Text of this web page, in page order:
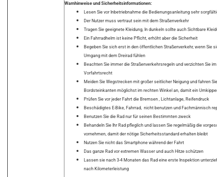
Warnhinweise und Sicherheitsinformationen:
Lesen Sie vor Inbetriebnahme die Bedienungsanleitung sehr
Der Nutzer muss vertraut sein mit dem Straßenverkehr
Tragen Sie geeignete Kleidung, In dunkeln sollte auch Sichtbare
Ein Fahrradhelm ist keine Pflicht, erhöht aber die Sicherheit
Begeben Sie sich erst in den öffentlichen Straßenverkehr, wenn Sie
Umgang mit dem Dreirad fühlen
Beachten Sie immer die Straßenverkehrsregeln und verzichten Sie
Vorfahrtsrecht
Meiden Sie Wegstrecken mit großer seitlicher Neigung und fahren
Bordsteinkanten möglichst im rechten Winkel an, damit ein
Prüfen Sie vor jeder Fahrt die Bremsen , Lichtanlage, Reifendruck
Beschädigtes E-Bike, Fahrrad, nicht benutzen und Fachmännisch
Benutzen Sie die Rad nur für seinen Bestimmten zweck
Behandeln Sie Ihr Rad pfleglich und lassen Sie regelmäßig die
vornehmen, damit der nötige Sicherheitsstandard erhalten bleibt
Nutzen Sie nicht das Smartphone während der Fahrt
Das ganze Rad vor extremen Wasser und auch Hitze schützen
Lassen sie nach 3-4 Monaten das Rad eine erste Inspektion
nach Kilometerleistung